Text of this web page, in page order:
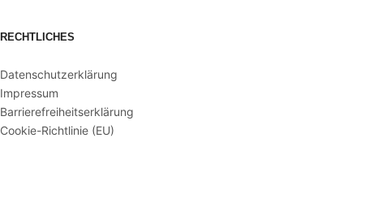
RECHTLICHES
Datenschutzerklärung
Impressum
Barrierefreiheitserklärung
Cookie-Richtlinie (EU)